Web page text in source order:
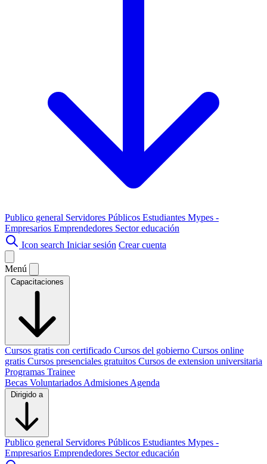
Publico general Servidores Públicos Estudiantes Mypes -
Empresarios Emprendedores Sector educación
Icon search Iniciar sesión Crear cuenta
Menú
Capacitaciones
Cursos gratis con certificado Cursos del gobierno Cursos online
gratis Cursos presenciales gratuitos Cursos de extension universitaria
Programas Trainee
Becas Voluntariados Admisiones Agenda
Dirigido a
Publico general Servidores Públicos Estudiantes Mypes -
Empresarios Emprendedores Sector educación